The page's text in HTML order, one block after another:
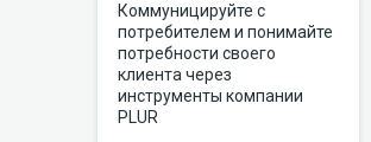
Коммуницируйте с
потребителем и понимайте
потребности своего
клиента через
инструменты компании
PLUR